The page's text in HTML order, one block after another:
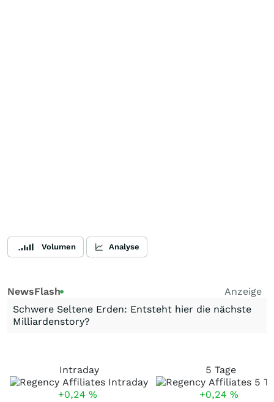
Volumen Analyse
NewsFlash
Anzeige
Schwere Seltene Erden: Entsteht hier die nächste
Milliardenstory?
Intraday
+0,24 %
5 Tage
+0,24 %